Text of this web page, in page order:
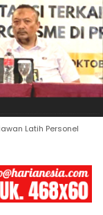
Latih Personel